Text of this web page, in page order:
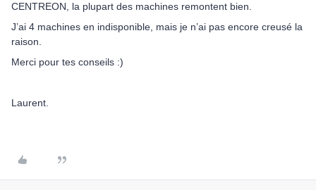
CENTREON, la plupart des machines remontent bien.
J’ai 4 machines en indisponible, mais je n’ai pas encore creusé la
raison.
Merci pour tes conseils :)
Laurent.